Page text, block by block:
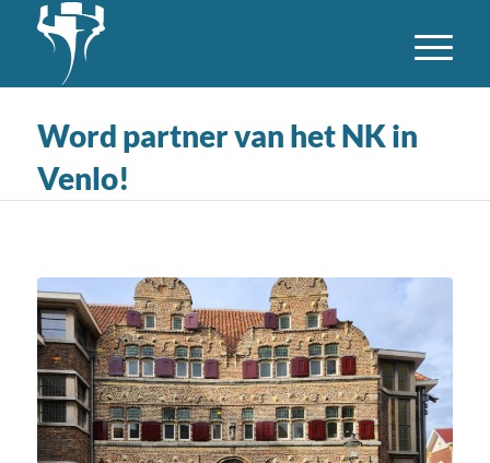
Word partner van het NK in
Venlo!